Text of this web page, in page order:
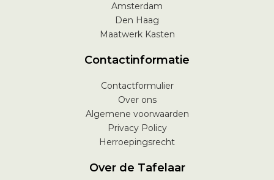
Amsterdam
Den Haag
Maatwerk Kasten
Contactinformatie
Contactformulier
Over ons
Algemene voorwaarden
Privacy Policy
Herroepingsrecht
Over de Tafelaar